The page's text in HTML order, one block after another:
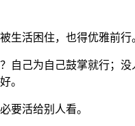
生活困住，也得优雅前行
自己为自己鼓掌就行；没
。
要活给别人看。